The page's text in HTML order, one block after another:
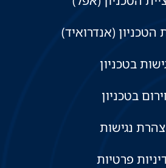
הטכניון (אנדרואיד)
בטכניון
בטכניון
נגישות
פרטיות